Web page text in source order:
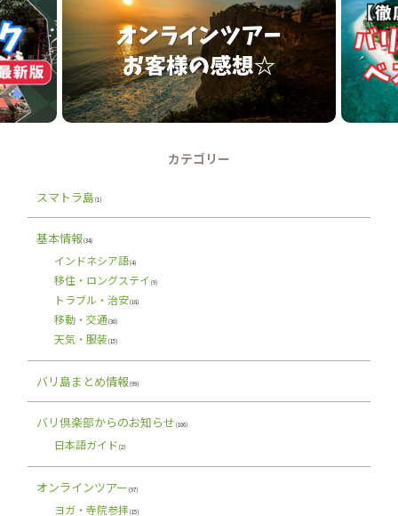
カテゴリー
スマトラ島(1)
基本情報(34)
インドネシア語(4)
移住・ロングステイ (9)
トラブル・治安(18)
移動・交通 (30)
天気・服装 (15)
バリ島まとめ情報(99)
バリ倶楽部からのお知らせ (106)
日本語ガイド (2)
オンラインツアー (97)
ヨガ・寺院参拝 (15)